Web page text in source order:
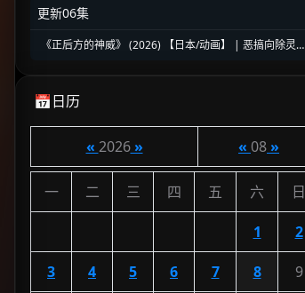
更新06集
《正后方的神威》 (2026) 【日本/动画】 | 恶搞向除灵搞
📅日历
« 2026» « 08»
一 二 三 四 五 六 日
1 2
3 4 5 6 7 8 9